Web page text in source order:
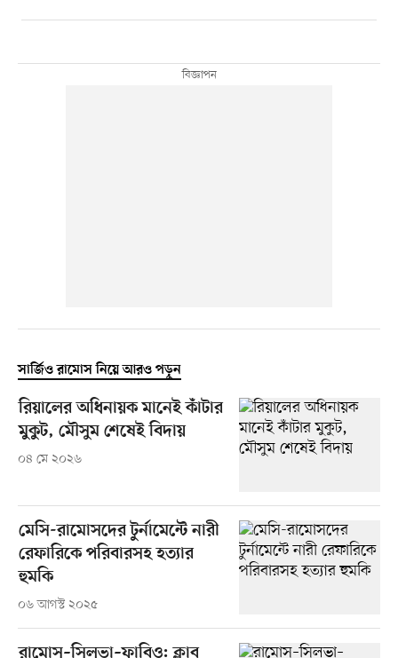
সার্জিও রামোস নিয়ে আরও পড়ুন
রিয়ালের অধিনায়ক মানেই কাঁটার
মুকুট, মৌসুম শেষেই বিদায়
০৪ মে ২০২৬
মেসি-রামোসদের টুর্নামেন্টে নারী
রেফারিকে পরিবারসহ হত্যার
হুমকি
০৬ আগস্ট ২০২৫